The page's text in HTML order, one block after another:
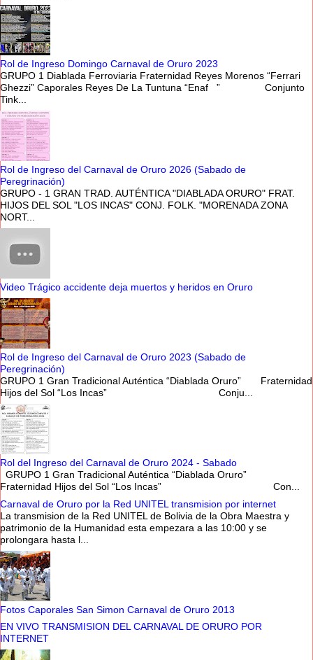
Rol de Ingreso Domingo Carnaval de Oruro 2023
GRUPO 1 Diablada Ferroviaria Fraternidad Reyes Morenos “Ferrari
Ghezzi” Caporales Reyes De La Tuntuna “Enaf ” Conjunto
Tink...
Rol de Ingreso del Carnaval de Oruro 2026 (Sabado de
Peregrinación)
GRUPO - 1 GRAN TRAD. AUTÉNTICA "DIABLADA ORURO" FRAT.
HIJOS DEL SOL "LOS INCAS" CONJ. FOLK. "MORENADA ZONA
NORT...
Video Trágico accidente deja muertos y heridos en Oruro
Rol de Ingreso del Carnaval de Oruro 2023 (Sabado de
Peregrinación)
GRUPO 1 Gran Tradicional Auténtica “Diablada Oruro” Fraternidad
Hijos del Sol “Los Incas” Conju...
Rol del Ingreso del Carnaval de Oruro 2024 - Sabado
GRUPO 1 Gran Tradicional Auténtica “Diablada Oruro”
Fraternidad Hijos del Sol “Los Incas” Con...
Carnaval de Oruro por la Red UNITEL transmision por internet
La transmision de la Red UNITEL de Bolivia de la Obra Maestra y
patrimonio de la Humanidad esta empezara a las 10:00 y se
prolongara hasta l...
Fotos Caporales San Simon Carnaval de Oruro 2013
EN VIVO TRANSMISION DEL CARNAVAL DE ORURO POR
INTERNET